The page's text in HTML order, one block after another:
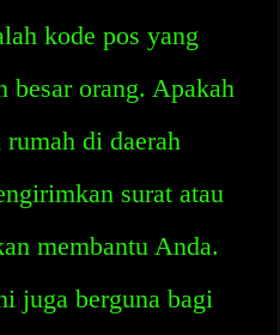
kode pos yang
besar orang. Apakah
di daerah
surat atau
membantu Anda.
juga berguna bagi